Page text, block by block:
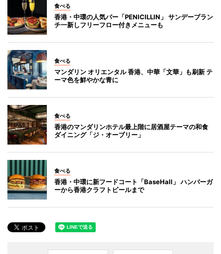
食べる
香港・中環の人気バー「PENICILLIN」 サンデーブラン
チ一新しフリーフロー付きメニューも
食べる
マンダリン オリエンタル 香港、中華「文華」も刷新 テ
ーマ色を鮮やかな青に
食べる
香港のマンダリンホテル最上階に居酒屋テーマの和食
ダイニング「ジ・オーブリー」
食べる
香港・中環に新フードコート「BaseHall」 ハンバーガ
ーから香港クラフトビールまで